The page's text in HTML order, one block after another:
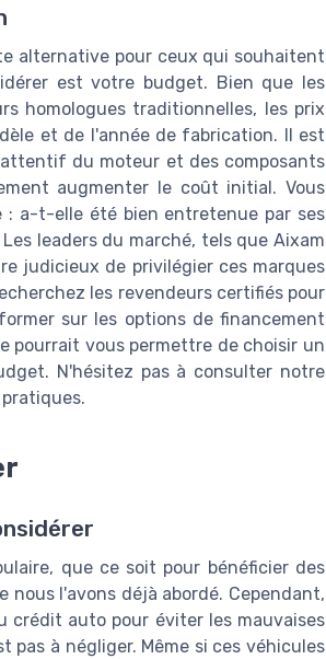
alternative pour ceux qui souhaitent
est votre budget. Bien que les
homologues traditionnelles, les prix
et de l'année de fabrication. Il est
du moteur et des composants
augmenter le coût initial. Vous
: a-t-elle été bien entretenue par ses
leaders du marché, tels que Aixam
judicieux de privilégier ces marques
les revendeurs certifiés pour
sur les options de financement
pourrait vous permettre de choisir un
N'hésitez pas à consulter notre
que ce soit pour bénéficier des
l'avons déjà abordé. Cependant,
crédit auto pour éviter les mauvaises
pas à négliger. Même si ces véhicules